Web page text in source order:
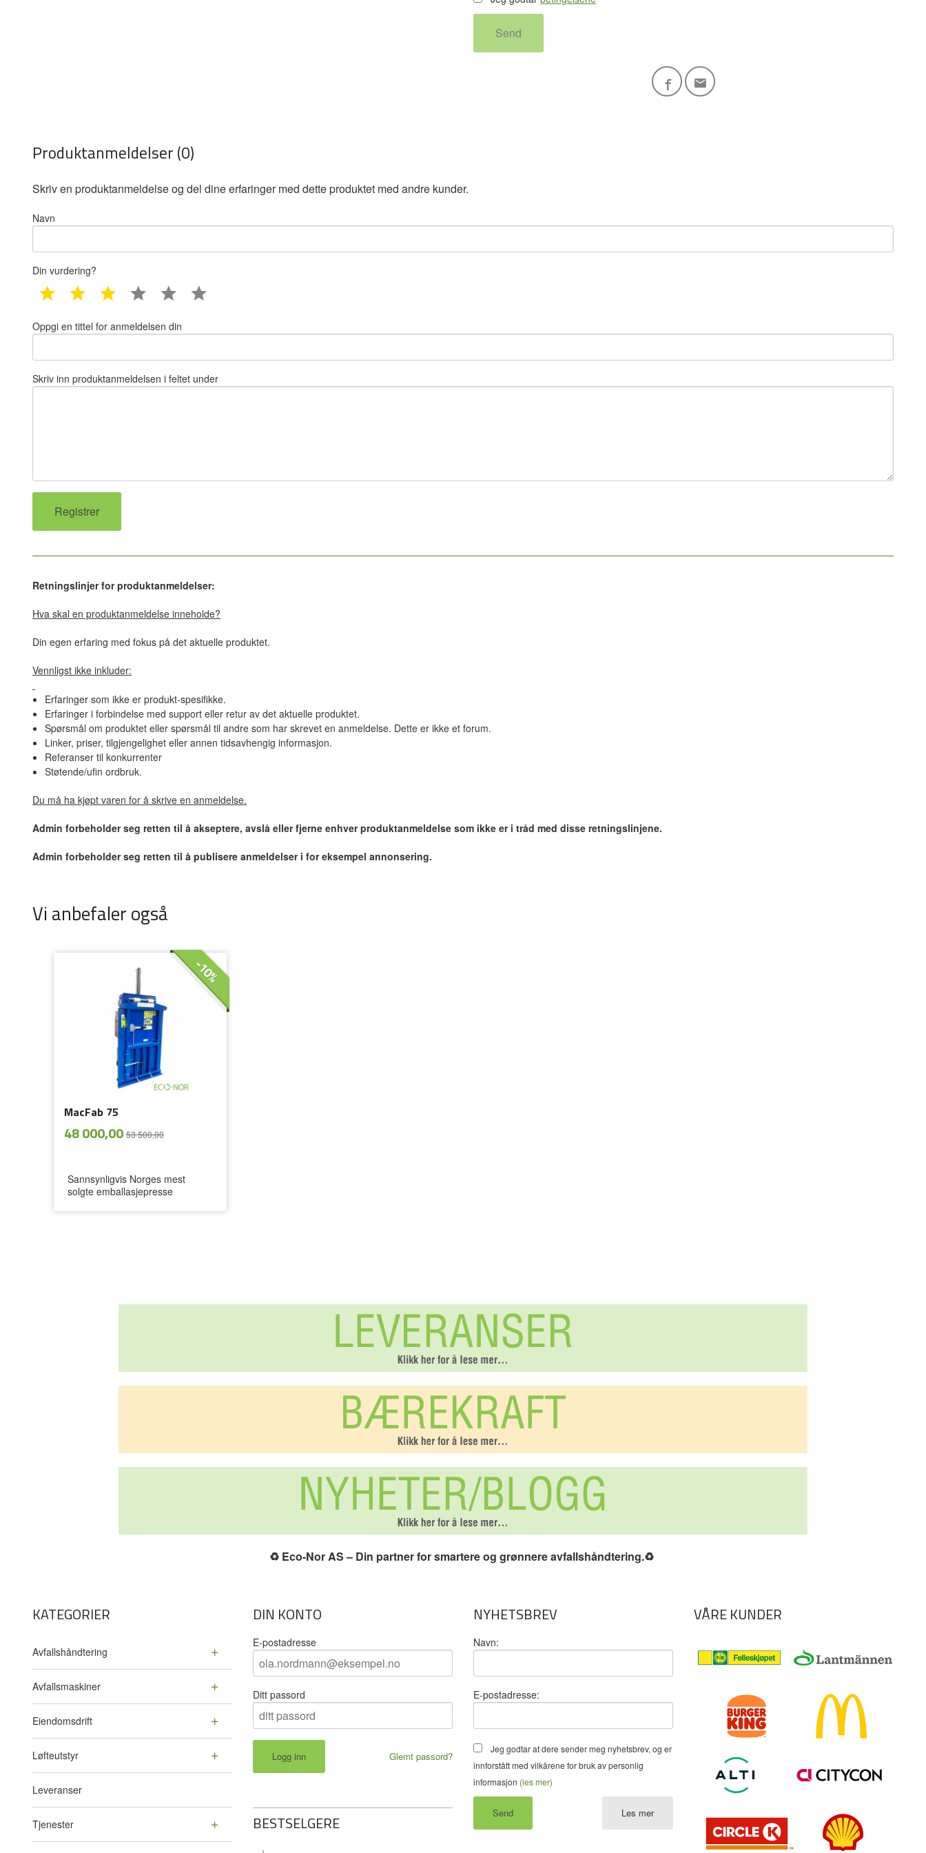
Send
Produktanmeldelser (0)
Skriv en produktanmeldelse og del dine erfaringer med dette produktet med andre kunder.
Navn
Din vurdering?
1 star 2 star 3 star 4 star 5 star
Oppgi en tittel for anmeldelsen din
Skriv inn produktanmeldelsen i feltet under
Retningslinjer for produktanmeldelser:
Hva skal en produktanmeldelse inneholde?
Din egen erfaring med fokus på det aktuelle produktet.
Vennligst ikke inkluder:
Erfaringer som ikke er produkt-spesifikke.
Erfaringer i forbindelse med support eller retur av det aktuelle produktet.
Spørsmål om produktet eller spørsmål til andre som har skrevet en anmeldelse. Dette er ikke et forum.
Linker, priser, tilgjengelighet eller annen tidsavhengig informasjon.
Referanser til konkurrenter
Støtende/ufin ordbruk.
Du må ha kjøpt varen for å skrive en anmeldelse.
Admin forbeholder seg retten til å akseptere, avslå eller fjerne enhver produktanmeldelse som ikke er i tråd med disse retningslinjene.
Admin forbeholder seg retten til å publisere anmeldelser i for eksempel annonsering.
Vi anbefaler også
MacFab 75
Tilbud
48 000,00 53 500,00
-10%
mva.
Sannsynligvis Norges mest
solgte emballasjepresse
♻️ Eco-Nor AS – Din partner for smartere og grønnere avfallshåndtering.♻️
KATEGORIER
Avfallshåndtering
Avfallsmaskiner
Eiendomsdrift
Løfteutstyr
Leveranser
Tjenester
DIN KONTO
E-postadresse
Ditt passord
Glemt passord?
BESTSELGERE
NYHETSBREV
Navn:
E-postadresse:
Jeg godtar at dere sender meg nyhetsbrev, og er
innforstått med vilkårene for bruk av personlig
informasjon (les mer)
Les mer
VÅRE KUNDER